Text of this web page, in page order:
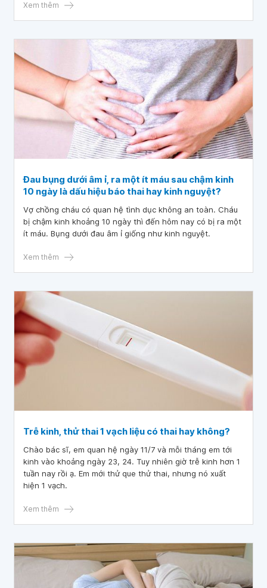
Xem thêm
Đau bụng dưới âm ỉ, ra một ít máu sau chậm kinh
10 ngày là dấu hiệu báo thai hay kinh nguyệt?
Vợ chồng cháu có quan hệ tình dục không an toàn. Cháu
bị chậm kinh khoảng 10 ngày thì đến hôm nay có bị ra một
ít máu. Bụng dưới đau âm ỉ giống như kinh nguyệt.
Xem thêm
Trễ kinh, thử thai 1 vạch liệu có thai hay không?
Chào bác sĩ, em quan hệ ngày 11/7 và mỗi tháng em tới
kinh vào khoảng ngày 23, 24. Tuy nhiên giờ trễ kinh hơn 1
tuần nay rồi ạ. Em mới thử que thử thai, nhưng nó xuất
hiện 1 vạch.
Xem thêm